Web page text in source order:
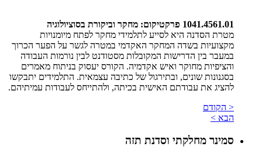
1041.4561.01 פרקטיקום: מחקר וביקורת בסוציולוגיה
מטרת הסדנה היא לסייע לתלמידי מחקר לפתח מיומנויות
מקצועיות בשדה המחקר האקדמי במטרה לגשר על הפער הכרוך
במעבר בין הדרישות המקובלות מסטודנט לבין נורמות העבודה
והציפיות מחוקר ואיש אקדמיה. הקורס יעסוק בניתוח מאמרים
בסגנונות שונים, ובתירגול של כתיבה עצמאית. התלמידים יתבקשו
להציג את עבודתם האישית בכיתה, ולהתייחס לעבודות עמיתיהם.
< הקודם
הבא >
סמינר מחלקתי וסדנת תזה